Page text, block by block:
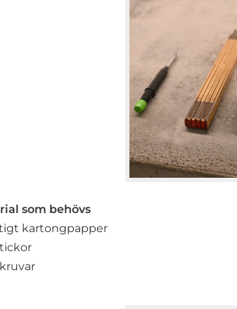
som behövs
kartongpapper